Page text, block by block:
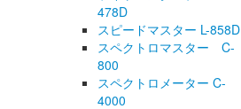
478D
スピードマスター L-858D
スペクトロマスター C-
800
スペクトロメーター C-
4000